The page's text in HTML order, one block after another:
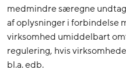
medmindre særegne
af oplysninger i forbindelse
virksomhed umiddelbart
regulering, hvis
bl.a. edb.